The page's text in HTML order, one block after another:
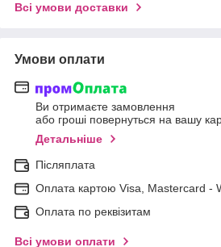
Всі умови доставки
Умови оплати
Ви отримаєте замовлення
або гроші повернуться на вашу
Детальніше
Післяплата
Оплата картою Visa, Mastercard -
Оплата по реквізитам
Всі умови оплати